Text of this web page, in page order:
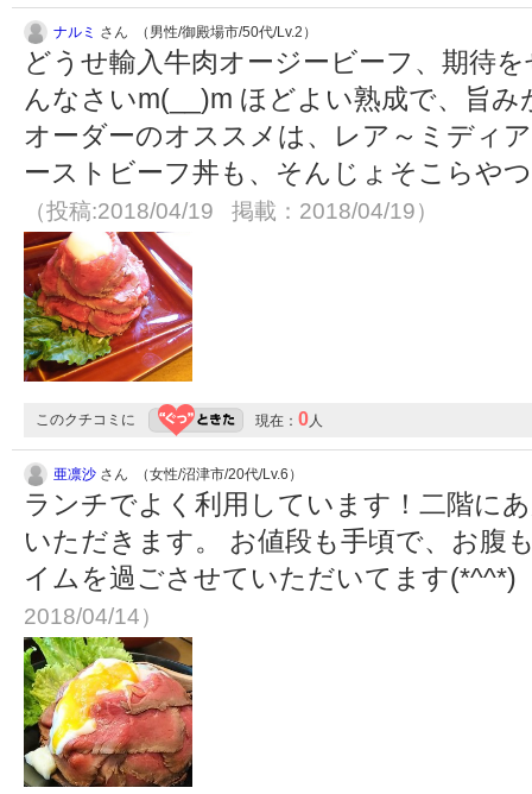
ナルミ さん （男性/御殿場市/50代/Lv.2）
どうせ輸入牛肉オージービーフ、期待
んなさいm(__)m ほどよい熟成で、旨
オーダーのオススメは、レア～ミディ
ーストビーフ丼も、そんじょそこらや
（投稿:2018/04/19 掲載：2018/04/19）
このクチコミに 現在： 0人
亜凛沙 さん （女性/沼津市/20代/Lv.6）
ランチでよく利用しています！二階に
いただきます。 お値段も手頃で、お腹
イムを過ごさせていただいてます(*^^*)
2018/04/14）